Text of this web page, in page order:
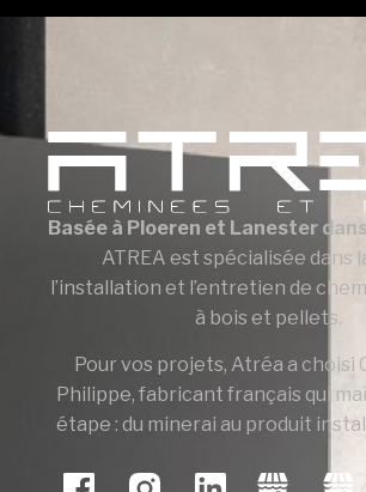
Basée à Ploeren et Lanester
ATREA est spécialisée dans
l’installation et l’entretien de
à bois et pellets.
Pour vos projets, Atréa a choisi
Philippe, fabricant français qui
étape : du minerai au produit